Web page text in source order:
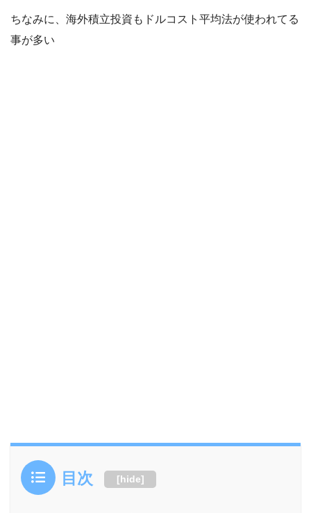
ちなみに、海外積立投資もドルコスト平均法が使われてる
事が多い
目次 [hide]